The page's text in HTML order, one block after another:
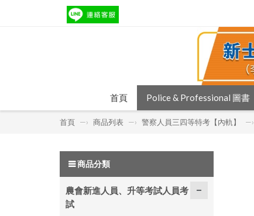
首頁 Police & Professional 圖書
首頁 —› 商品列表 —› 警察人員三四等特考【內軌】 —›
商品分類
農會新進人員、升等考試人員考
試